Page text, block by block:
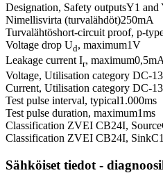
Designation, Safety outputsY1 and
Nimellisvirta (turvalähdöt)250mA
Turvalähtöshort-circuit proof, p-
Voltage drop Ud, maximum1V
Leakage current Ir, maximum0,5mA
Voltage, Utilisation category DC-13
Current, Utilisation category DC-13
Test pulse interval, typical1.000ms
Test pulse duration, maximum1ms
Classification ZVEI CB24I, Source
Classification ZVEI CB24I, SinkC1
Sähköiset tiedot -